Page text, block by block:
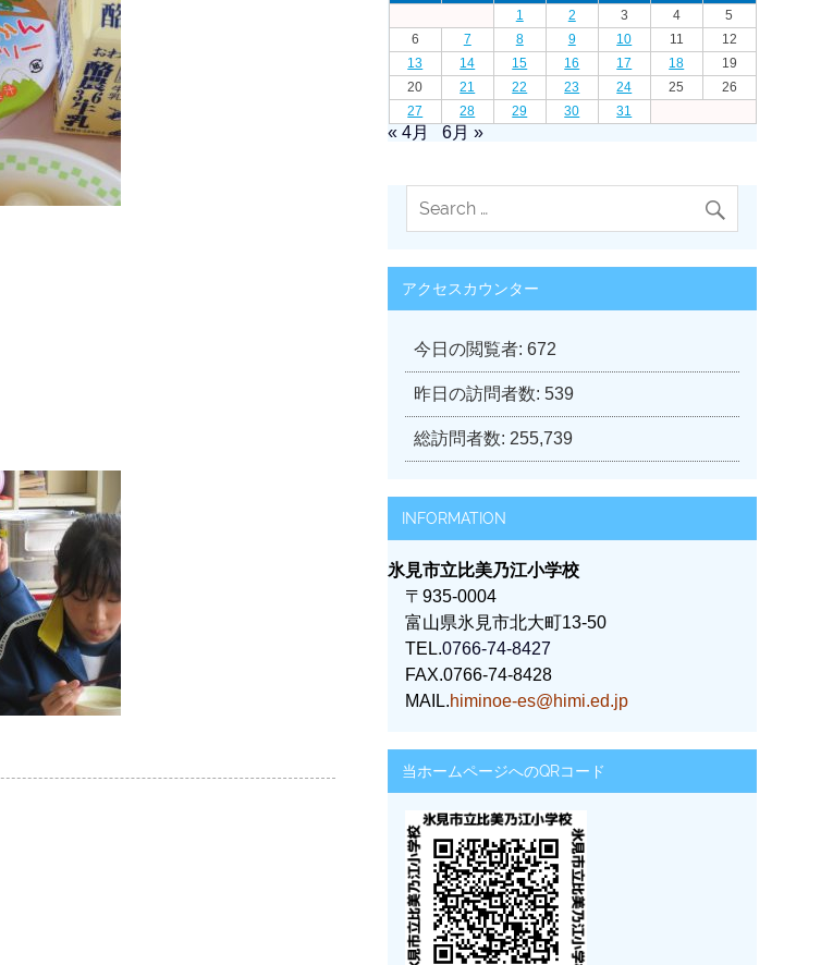
1 2 3 4
5
6
7 8 9 10 11
12
13
14 15 16 17 18
19
20
21 22 23 24 25
26
27
28 29 30 31
« 4月 6月 »
アクセスカウンター
今日の閲覧者:672
昨日の訪問者数:539
総訪問者数: 255,739
INFORMATION
氷見市立比美乃江小学校
〒935-0004
富山県氷見市北大町13-50
TEL.0766-74-8427
FAX.0766-74-8428
MAIL.himinoe-es@himi.ed.jp
当ホームページへのQRコード